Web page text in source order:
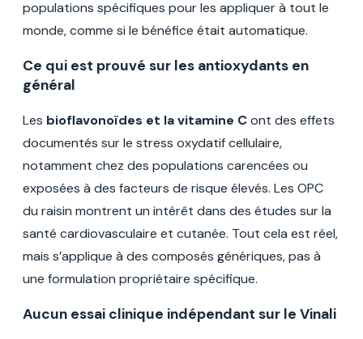
populations spécifiques pour les appliquer à tout le
monde, comme si le bénéfice était automatique.
Ce qui est prouvé sur les antioxydants en
général
Les bioflavonoïdes et la vitamine Cont des effets
documentés sur le stress oxydatif cellulaire,
notamment chez des populations carencées ou
exposées à des facteurs de risque élevés. Les OPC
du raisin montrent un intérêt dans des études sur la
santé cardiovasculaire et cutanée. Tout cela est réel,
mais s’applique à des composés génériques, pas à
une formulation propriétaire spécifique.
Aucun essai clinique indépendant sur le Vinali